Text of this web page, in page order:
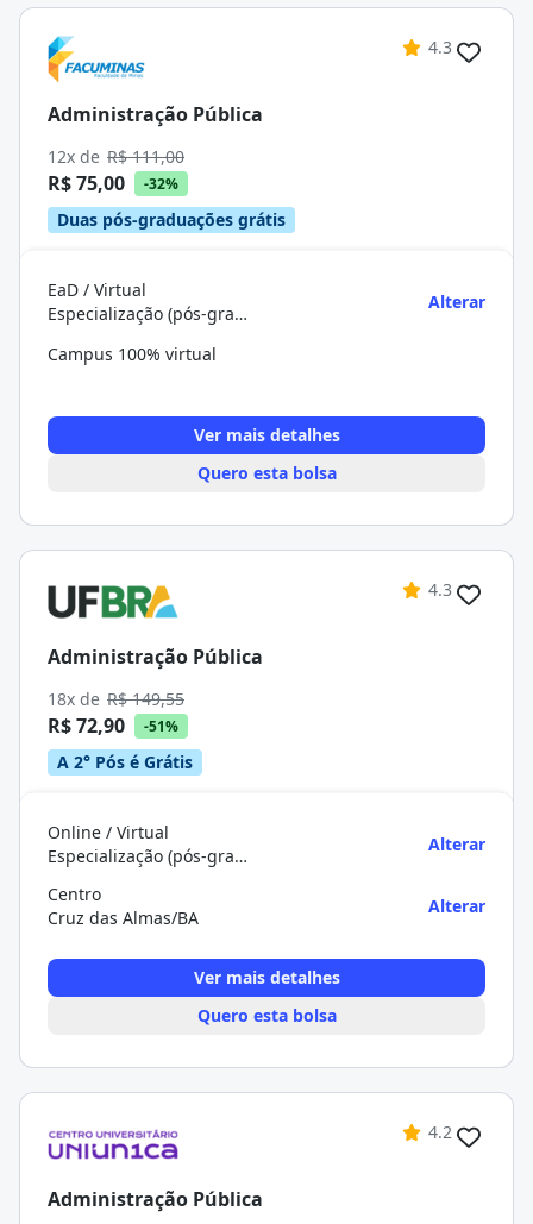
4.3
Administração Pública
12x de R$ 111,00
R$ 75,00 -32%
Duas pós-graduações grátis
EaD / Virtual
Especialização (pós-graduação)
Alterar
Campus 100% virtual
Ver mais detalhes
Quero esta bolsa
4.3
Administração Pública
18x de R$ 149,55
R$ 72,90 -51%
A 2° Pós é Grátis
Online / Virtual
Especialização (pós-graduação)
Alterar
Centro
Cruz das Almas/BA
Alterar
Ver mais detalhes
Quero esta bolsa
4.2
Administração Pública